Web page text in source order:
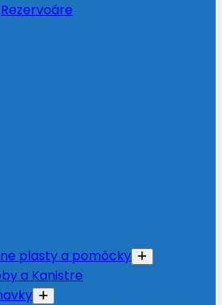
Rezervoáre
plasty a pomôcky
a Kanistre